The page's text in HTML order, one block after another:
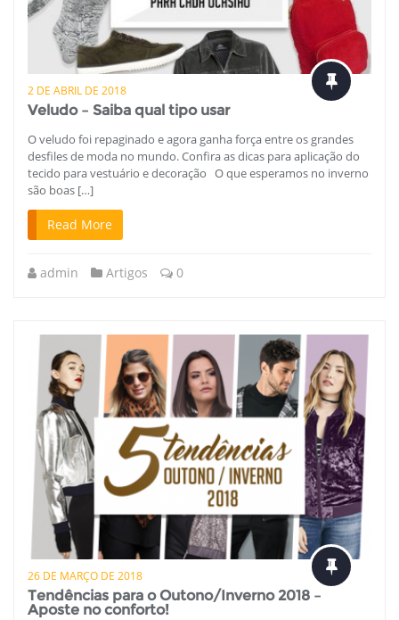
2 DE ABRIL DE 2018
Veludo – Saiba qual tipo usar
O veludo foi repaginado e agora ganha força entre os grandes
desfiles de moda no mundo. Confira as dicas para aplicação do
tecido para vestuário e decoração O que esperamos no inverno
são boas […]
Read More
admin Artigos 0
26 DE MARÇO DE 2018
Tendências para o Outono/Inverno 2018 –
Aposte no conforto!